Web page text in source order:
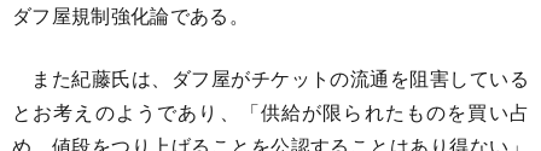
ダフ屋規制強化論である。
また紀藤氏は、ダフ屋がチケットの流通を阻害している
とお考えのようであり、「供給が限られたものを買い占